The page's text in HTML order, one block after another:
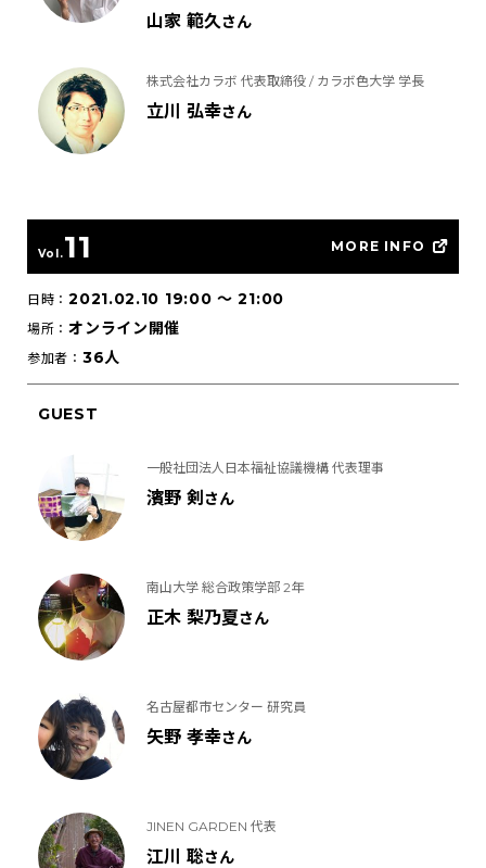
山家 範久さん
株式会社カラボ 代表取締役 / カラボ色大学 学長
立川 弘幸さん
Vol.11 MORE INFO
日時：2021.02.10 19:00〜 21:00
場所：オンライン開催
参加者： 36人
GUEST
一般社団法人日本福祉協議機構 代表理事
濱野 剣 さん
南山大学 総合政策学部 2年
正木 梨乃夏さん
名古屋都市センター 研究員
矢野 孝幸さん
JINEN GARDEN 代表
江川 聡さん